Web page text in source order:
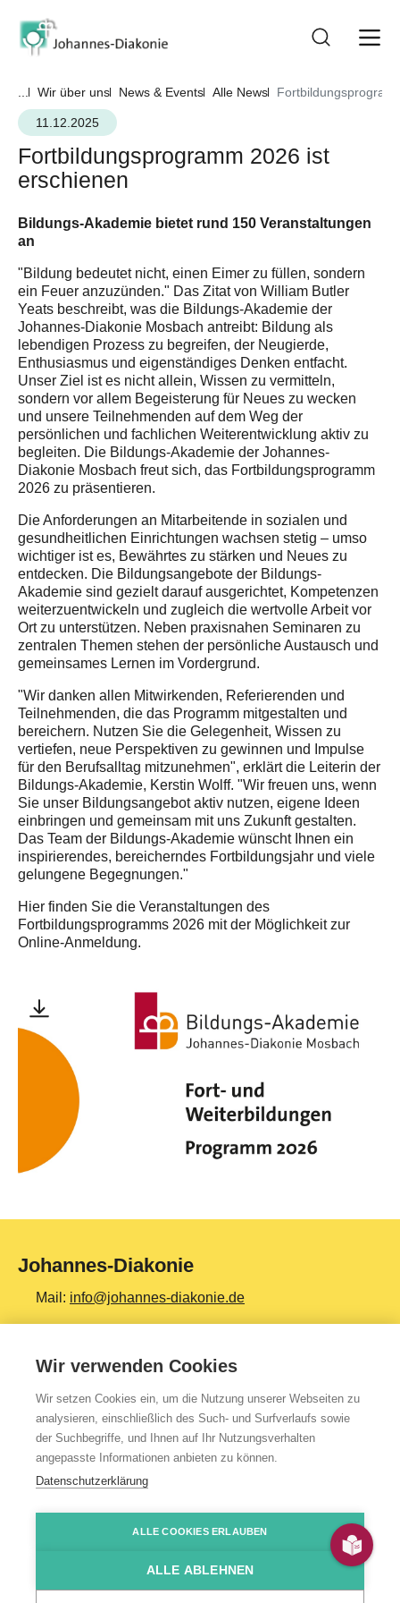
... Wir über uns News & Events Alle News
11.12.2025
Fortbildungsprogramm 2026 ist
erschienen
Bildungs-Akademie bietet rund 150 Veranstaltungen
an
"Bildung bedeutet nicht, einen Eimer zu füllen, sondern
ein Feuer anzuzünden." Das Zitat von William Butler
Yeats beschreibt, was die Bildungs-Akademie der
Johannes-Diakonie Mosbach antreibt: Bildung als
lebendigen Prozess zu begreifen, der Neugierde,
Enthusiasmus und eigenständiges Denken entfacht.
Unser Ziel ist es nicht allein, Wissen zu vermitteln,
sondern vor allem Begeisterung für Neues zu wecken
und unsere Teilnehmenden auf dem Weg der
persönlichen und fachlichen Weiterentwicklung aktiv zu
begleiten. Die Bildungs-Akademie der Johannes-
Diakonie Mosbach freut sich, das Fortbildungsprogramm
2026 zu präsentieren.
Die Anforderungen an Mitarbeitende in sozialen und
gesundheitlichen Einrichtungen wachsen stetig – umso
wichtiger ist es, Bewährtes zu stärken und Neues zu
entdecken. Die Bildungsangebote der Bildungs-
Akademie sind gezielt darauf ausgerichtet, Kompetenzen
weiterzuentwickeln und zugleich die wertvolle Arbeit vor
Ort zu unterstützen. Neben praxisnahen Seminaren zu
zentralen Themen stehen der persönliche Austausch und
gemeinsames Lernen im Vordergrund.
"Wir danken allen Mitwirkenden, Referierenden und
Teilnehmenden, die das Programm mitgestalten und
bereichern. Nutzen Sie die Gelegenheit, Wissen zu
vertiefen, neue Perspektiven zu gewinnen und Impulse
für den Berufsalltag mitzunehmen", erklärt die Leiterin der
Bildungs-Akademie, Kerstin Wolff. "Wir freuen uns, wenn
Sie unser Bildungsangebot aktiv nutzen, eigene Ideen
einbringen und gemeinsam mit uns Zukunft gestalten.
Das Team der Bildungs-Akademie wünscht Ihnen ein
inspirierendes, bereicherndes Fortbildungsjahr und viele
gelungene Begegnungen."
Hier finden Sie die Veranstaltungen des
Fortbildungsprogramms 2026 mit der Möglichkeit zur
Online-Anmeldung.
Johannes-Diakonie
Mail: info@johannes-diakonie.de
Tel:06261 - 88-0
Top Themen
Teilhabe & Assistenz
Altenpflege
Bildung & Ausbildung
Datenschutzerklärung
HinSchG-/LkSG-Hinweis JoDi Shop
Wir verwenden Cookies
Wir setzen Cookies ein, um die Nutzung unserer Webseiten zu
analysieren, einschließlich des Such- und Surfverlaufs sowie
der Suchbegriffe, und Ihnen auf Ihr Nutzungsverhalten
angepasste Informationen anbieten zu können.
Datenschutzerklärung
ALLE COOKIES ERLAUBEN
ALLE ABLEHNEN